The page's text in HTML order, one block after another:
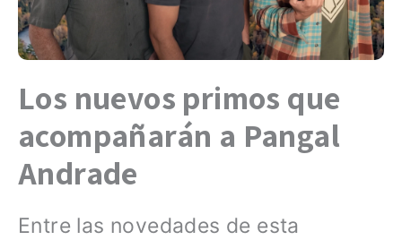
Los nuevos primos que
acompañarán a Pangal
Andrade
Entre las novedades de esta